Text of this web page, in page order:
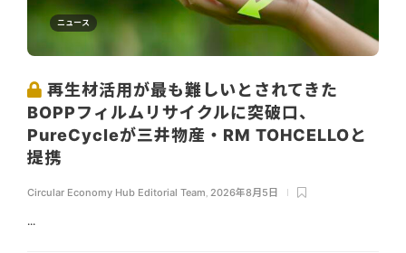
ニュース
再生材活用が最も難しいとされてきた
BOPPフィルムリサイクルに突破口、
PureCycleが三井物産・RM TOHCELLOと
提携
Circular Economy Hub Editorial Team, 2026年8月5日
...